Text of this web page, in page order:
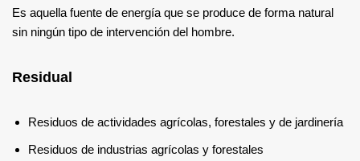
Es aquella fuente de energía que se produce de forma natural
sin ningún tipo de intervención del hombre.
Residual
Residuos de actividades agrícolas, forestales y de jardinería
Residuos de industrias agrícolas y forestales